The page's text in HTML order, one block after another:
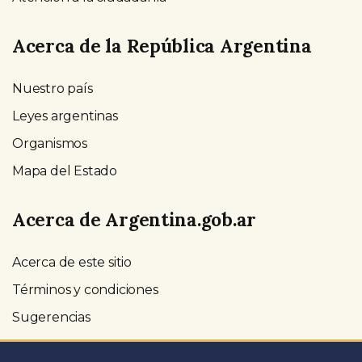
Acerca de la República Argentina
Nuestro país
Leyes argentinas
Organismos
Mapa del Estado
Acerca de Argentina.gob.ar
Acerca de este sitio
Términos y condiciones
Sugerencias